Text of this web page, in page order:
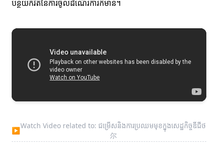
បន្ថយកំរិតនៃការចូលដំណើរការក៏មាន។
▶
Watch Video related to: ជម្រើសនិងការប្រឈមមុខក្នុងសេដ្ឋកិច្ចឌីជីថ
尔